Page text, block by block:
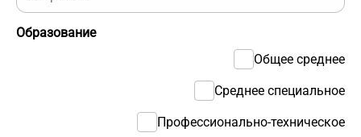
Образование
Общее среднее
Среднее специальное
Профессионально-техническое